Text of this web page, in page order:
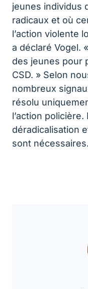
jeunes individus
radicaux et où
l’action violente
a déclaré Vogel.
des jeunes pour
CSD. » Selon
nombreux
résolu
l’action
déradicalisation
sont nécessaires.